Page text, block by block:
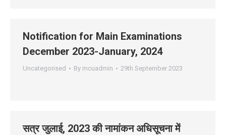
Notification for Main Examinations
December 2023-January, 2024
Uncategorised By mcuadmin 29th September 2023
सत्र जुलाई, 2023 की नामांकन अधिसूचना में